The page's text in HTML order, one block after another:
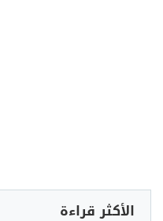
الأكثر قراءة